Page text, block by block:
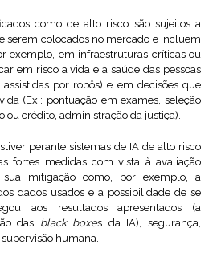
como de alto risco são sujeitos a
serem colocados no mercado e incluem
exemplo, em infraestruturas críticas ou
em risco a vida e a saúde das pessoas
por robôs) e em decisões que
(Ex.: pontuação em exames, seleção
ou crédito, administração da justiça).
perante sistemas de IA de alto risco
fortes medidas com vista à avaliação
mitigação como, por exemplo, a
dados usados e a possibilidade de se
aos resultados apresentados (a
das black boxes da IA), segurança,
humana.